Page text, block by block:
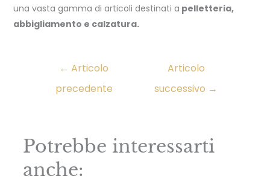
una vasta gamma di articoli destinati a pelletteria,
abbigliamento e calzatura.
← Articolo
precedente
Articolo
successivo →
Potrebbe interessarti
anche: